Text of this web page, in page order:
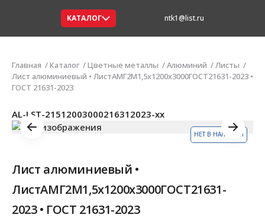
КАТАЛОГ ntk1@list.ru
Главная Каталог Цветные металлы Алюминий
Листы
Лист алюминиевый • ЛистАМГ2М1,5х1200х3000ГОСТ21631-2023 •
ГОСТ 21631-2023
НЕТ В НАЛИЧИИ
AL-LST-21512003000216312023-xx
Лист алюминиевый •
ЛистАМГ2М1,5х1200х3000ГОСТ21631-
2023 • ГОСТ 21631-2023